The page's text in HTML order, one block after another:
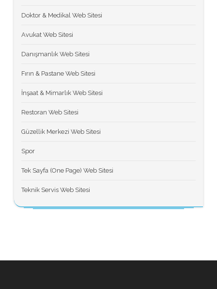
Doktor & Medikal Web Sitesi
Avukat Web Sitesi
Danışmanlık Web Sitesi
Fırın & Pastane Web Sitesi
İnşaat & Mimarlık Web Sitesi
Restoran Web Sitesi
Güzellik Merkezi Web Sitesi
Spor
Tek Sayfa (One Page) Web Sitesi
Teknik Servis Web Sitesi